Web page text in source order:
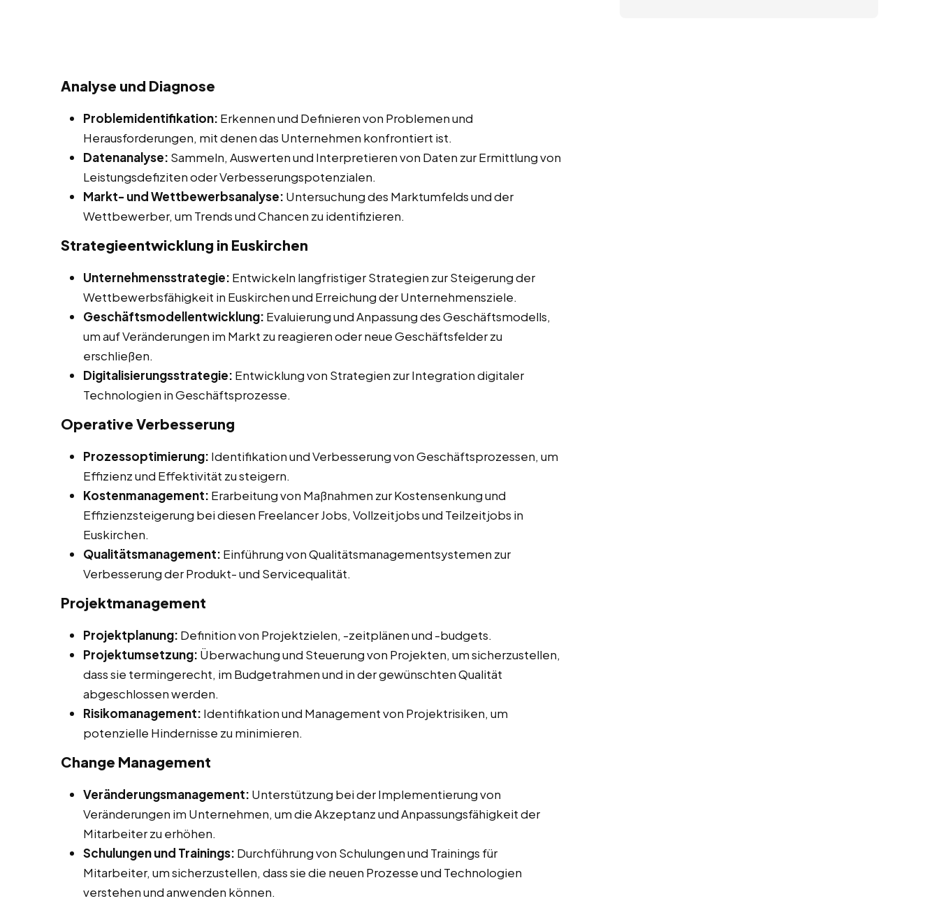
Analyse und Diagnose
Problemidentifikation: Erkennen und Definieren von Problemen und
Herausforderungen, mit denen das Unternehmen konfrontiert ist.
Datenanalyse: Sammeln, Auswerten und Interpretieren von Daten zur Ermittlung von
Leistungsdefiziten oder Verbesserungspotenzialen.
Markt- und Wettbewerbsanalyse: Untersuchung des Marktumfelds und der
Wettbewerber, um Trends und Chancen zu identifizieren.
Strategieentwicklung in Euskirchen
Unternehmensstrategie: Entwickeln langfristiger Strategien zur Steigerung der
Wettbewerbsfähigkeit in Euskirchen und Erreichung der Unternehmensziele.
Geschäftsmodellentwicklung: Evaluierung und Anpassung des Geschäftsmodells,
um auf Veränderungen im Markt zu reagieren oder neue Geschäftsfelder zu
erschließen.
Digitalisierungsstrategie: Entwicklung von Strategien zur Integration digitaler
Technologien in Geschäftsprozesse.
Operative Verbesserung
Prozessoptimierung: Identifikation und Verbesserung von Geschäftsprozessen, um
Effizienz und Effektivität zu steigern.
Kostenmanagement: Erarbeitung von Maßnahmen zur Kostensenkung und
Effizienzsteigerung bei diesen Freelancer Jobs, Vollzeitjobs und Teilzeitjobs in
Euskirchen.
Qualitätsmanagement: Einführung von Qualitätsmanagementsystemen zur
Verbesserung der Produkt- und Servicequalität.
Projektmanagement
Projektplanung: Definition von Projektzielen, -zeitplänen und -budgets.
Projektumsetzung: Überwachung und Steuerung von Projekten, um sicherzustellen,
dass sie termingerecht, im Budgetrahmen und in der gewünschten Qualität
abgeschlossen werden.
Risikomanagement: Identifikation und Management von Projektrisiken, um
potenzielle Hindernisse zu minimieren.
Change Management
Veränderungsmanagement: Unterstützung bei der Implementierung von
Veränderungen im Unternehmen, um die Akzeptanz und Anpassungsfähigkeit der
Mitarbeiter zu erhöhen.
Schulungen und Trainings: Durchführung von Schulungen und Trainings für
Mitarbeiter, um sicherzustellen, dass sie die neuen Prozesse und Technologien
verstehen und anwenden können.